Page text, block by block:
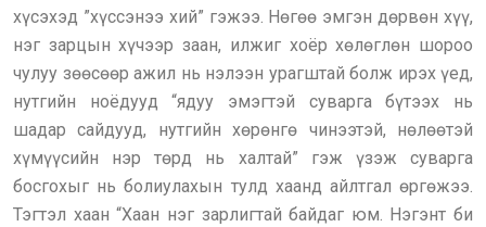
хүсэхэд ”хүссэнээ хий” гэжээ. Нөгөө эмгэн дөрвөн хүү,
нэг зарцын хүчээр заан, илжиг хоёр хөлөглөн шороо
чулуу зөөсөөр ажил нь нэлээн урагштай болж ирэх үед,
нутгийн ноёдууд “ядуу эмэгтэй суварга бүтээх нь
шадар сайдууд, нутгийн хөрөнгө чинээтэй, нөлөөтэй
хүмүүсийн нэр төрд нь халтай” гэж үзэж суварга
босгохыг нь болиулахын тулд хаанд айлтгал өргөжээ.
Тэгтэл хаан “Хаан нэг зарлигтай байдаг юм. Нэгэнт би